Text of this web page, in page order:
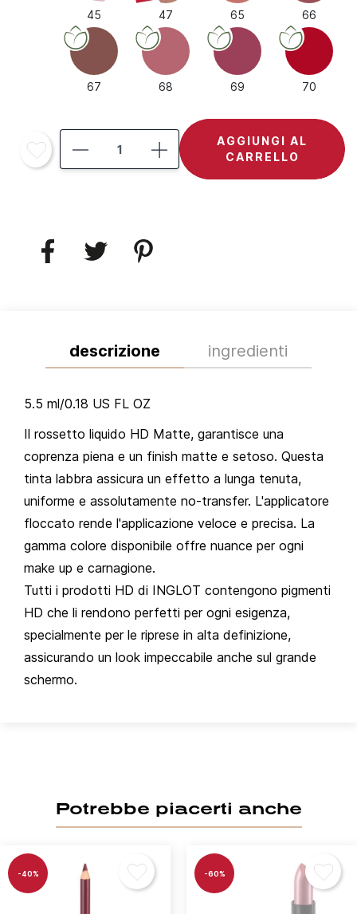
45 47 65 66
67 68 69 70
AGGIUNGI AL
CARRELLO
descrizione ingredienti
5.5 ml/0.18 US FL OZ
Il rossetto liquido HD Matte, garantisce una
coprenza piena e un finish matte e setoso. Questa
tinta labbra assicura un effetto a lunga tenuta,
uniforme e assolutamente no-transfer. L'applicatore
floccato rende l'applicazione veloce e precisa. La
gamma colore disponibile offre nuance per ogni
make up e carnagione.
Tutti i prodotti HD di INGLOT contengono pigmenti
HD che li rendono perfetti per ogni esigenza,
specialmente per le riprese in alta definizione,
assicurando un look impeccabile anche sul grande
schermo.
Potrebbe piacerti anche
-40% -60%